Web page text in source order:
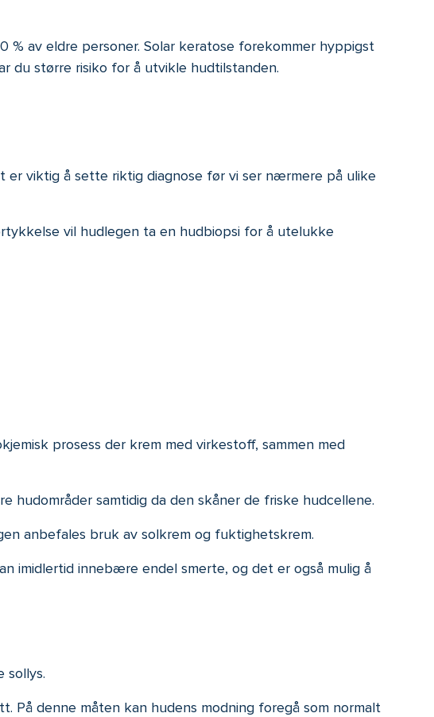
av eldre personer. Solar keratose forekommer hyppigst
du større risiko for å utvikle hudtilstanden.
er viktig å sette riktig diagnose før vi ser nærmere på ulike
vil hudlegen ta en hudbiopsi for å utelukke
prosess der krem med virkestoff, sammen med
hudområder samtidig da den skåner de friske hudcellene.
anbefales bruk av solkrem og fuktighetskrem.
imidlertid innebære endel smerte, og det er også mulig å
sollys.
denne måten kan hudens modning foregå som normalt